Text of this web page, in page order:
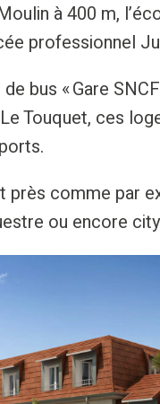
à 400 m,
professionnel
bus « Gare
Touquet, ces
comme par
ou encore